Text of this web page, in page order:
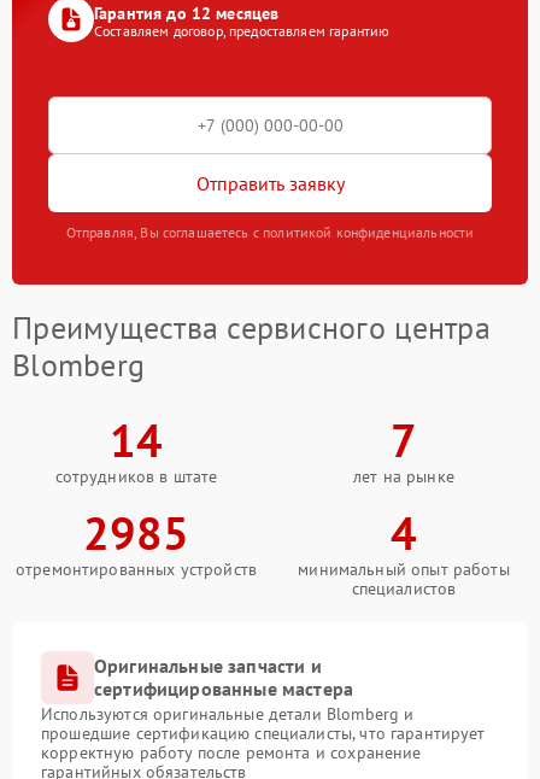
Гарантия до 12 месяцев
Составляем договор, предоставляем гарантию
Отправить заявку
Отправляя, Вы соглашаетесь с политикой конфиденциальности
Преимущества сервисного центра
Blomberg
14
сотрудников в штате
7
лет на рынке
2985
отремонтированных устройств
4
минимальный опыт работы
специалистов
Оригинальные запчасти и
сертифицированные мастера
Используются оригинальные детали Blomberg и
прошедшие сертификацию специалисты, что гарантирует
корректную работу после ремонта и сохранение
гарантийных обязательств